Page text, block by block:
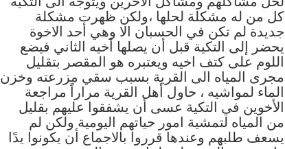
كل من له مشكلة لحلها ،ولكن ظهرت مشكلة
جديدة لم تكن في الحسبان الا وهي أحد الاخوة
يحضر إلى التكية قبل أن يصلها أخيه الثاني فيضع
اللوم على كتف اخيه ويعتبره هو المقصر بتقليل
مجرى المياه الى القرية بسبب سقي مزرعته وخزن
الماء لمواشيه ، حاول أهل القرية مراراً مراجعة
الأخوين في التكية عسى أن يشفقوا عليهم بقليل
من المياه لتمشية امور حياتهم اليومية ولكن لم
يسعف طلبهم وعندها قرروا بالاجماع أن يكونوا يدًا